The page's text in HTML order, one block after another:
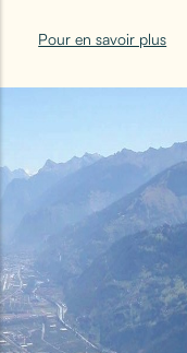
Pour en savoir plus